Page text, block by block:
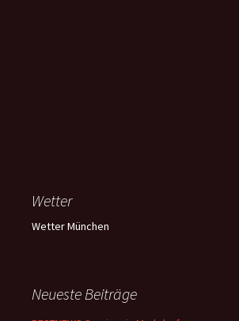
Wetter
Wetter München
Neueste Beiträge